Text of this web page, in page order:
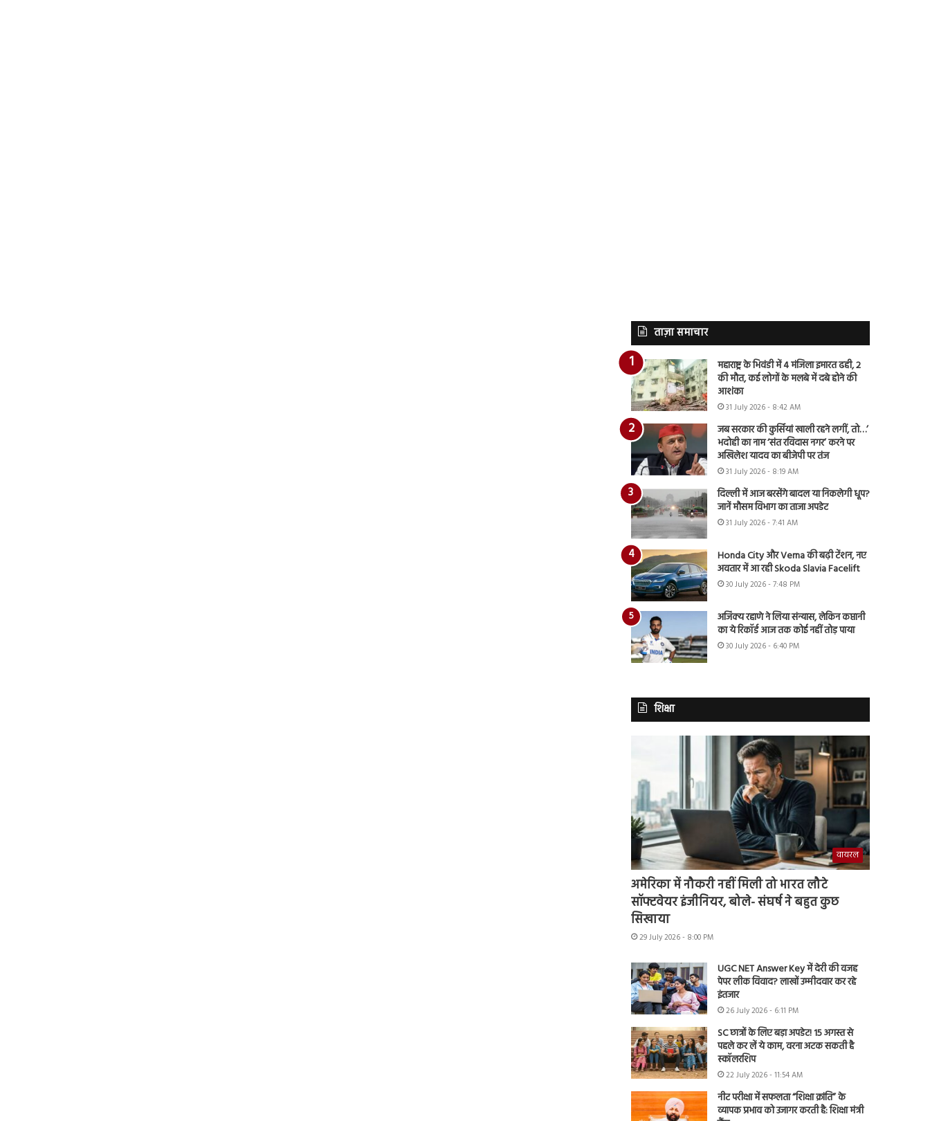
ताज़ा समाचार
महाराष्ट्र के भिवंडी में 4 मंजिला इमारत ढही, 2
की मौत, कई लोगों के मलबे में दबे होने की
आशंका
31 July 2026 - 8:42 AM
जब सरकार की कुर्सियां खाली रहने लगीं, तो…’
भदोही का नाम ‘संत रविदास नगर’ करने पर
अखिलेश यादव का बीजेपी पर तंज
31 July 2026 - 8:19 AM
दिल्ली में आज बरसेंगे बादल या निकलेगी धूप?
जानें मौसम विभाग का ताजा अपडेट
31 July 2026 - 7:41 AM
Honda City और Verna की बढ़ी टेंशन, नए
अवतार में आ रही Skoda Slavia Facelift
30 July 2026 - 7:48 PM
अजिंक्य रहाणे ने लिया संन्यास, लेकिन कप्तानी
का ये रिकॉर्ड आज तक कोई नहीं तोड़ पाया
30 July 2026 - 6:40 PM
शिक्षा
वायरल
अमेरिका में नौकरी नहीं मिली तो भारत लौटे
सॉफ्टवेयर इंजीनियर, बोले- संघर्ष ने बहुत कुछ
सिखाया
29 July 2026 - 8:00 PM
UGC NET Answer Key में देरी की वजह
पेपर लीक विवाद? लाखों उम्मीदवार कर रहे
इंतजार
26 July 2026 - 6:11 PM
SC छात्रों के लिए बड़ा अपडेट! 15 अगस्त से
पहले कर लें ये काम, वरना अटक सकती है
स्कॉलरशिप
22 July 2026 - 11:54 AM
नीट परीक्षा में सफलता “शिक्षा क्रांति” के
व्यापक प्रभाव को उजागर करती है: शिक्षा मंत्री